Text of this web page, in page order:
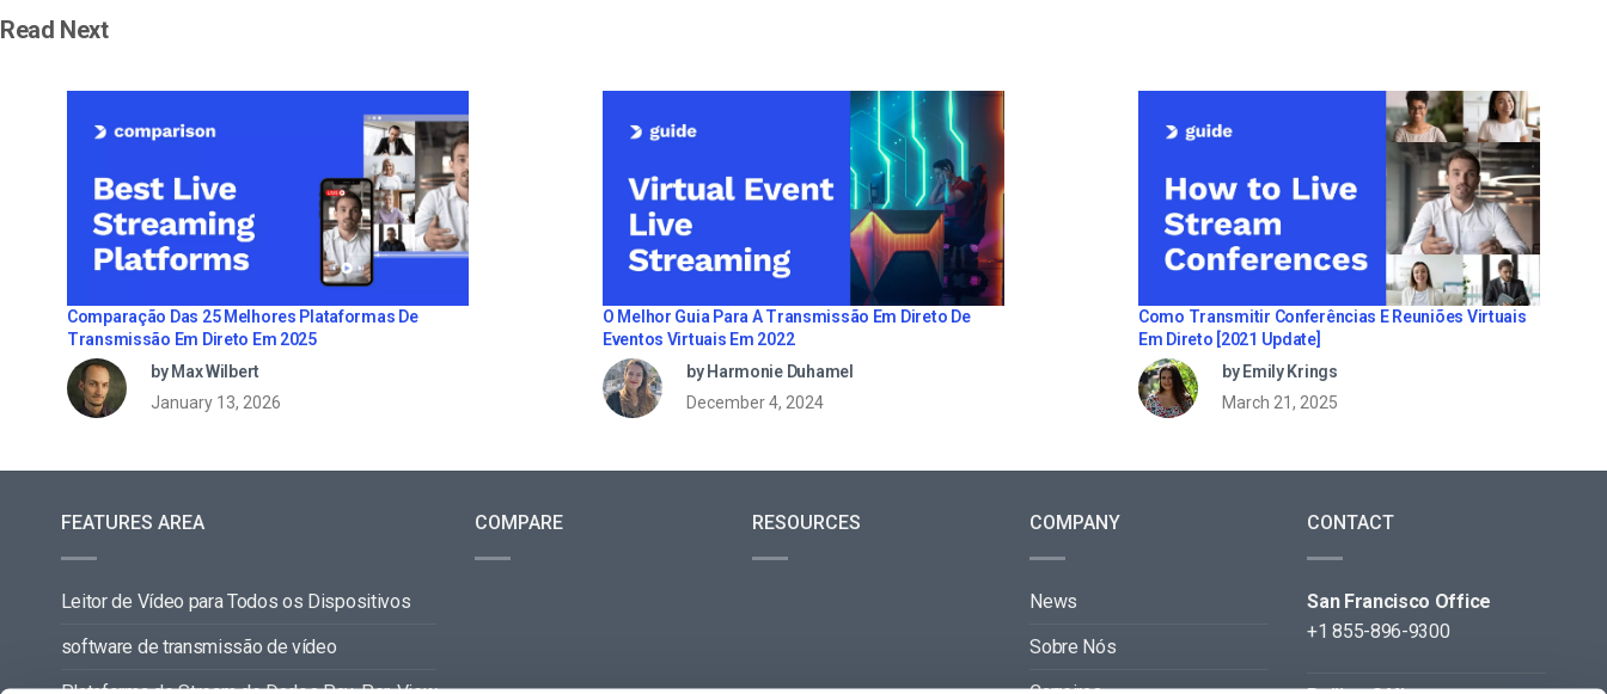
Read Next
Comparação Das 25 Melhores Plataformas De
Transmissão Em Direto Em 2025
by Max Wilbert
January 13, 2026
O Melhor Guia Para A Transmissão Em Direto De
Eventos Virtuais Em 2022
by Harmonie Duhamel
December 4, 2024
Como Transmitir Conferências E Reuniões Virtuais
Em Direto [2021 Update]
by Emily Krings
March 21, 2025
FEATURES AREA
Leitor de Vídeo para Todos os Dispositivos
software de transmissão de vídeo
COMPARE RESOURCES COMPANY
News
Sobre Nós
CONTACT
San Francisco Office
+1 855-896-9300